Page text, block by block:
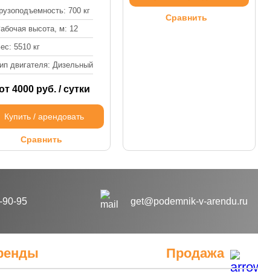
700 кг
высота, м: 12
5510 кг
двигателя: Дизельный
4000 руб. / сутки
Купить / арендовать
Сравнить
Сравнить
90-95 get@podemnik-v-arendu.ru
Продажа